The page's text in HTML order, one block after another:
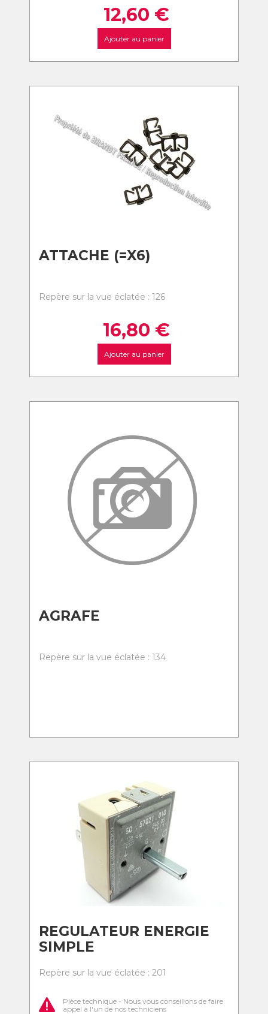
12,60 €
Ajouter au panier
ATTACHE (=X6)
Repère sur la vue éclatée : 126
16,80 €
Ajouter au panier
AGRAFE
Repère sur la vue éclatée : 134
REGULATEUR ENERGIE
SIMPLE
Repère sur la vue éclatée : 201
Pièce technique - Nous vous conseillons de faire
appel à l'un de nos techniciens